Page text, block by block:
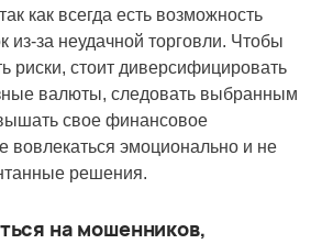
как всегда есть возможность
из-за неудачной торговли. Чтобы
риски, стоит диверсифицировать
валюты, следовать выбранным
свое финансовое
вовлекаться эмоционально и не
решения.
на мошенников,